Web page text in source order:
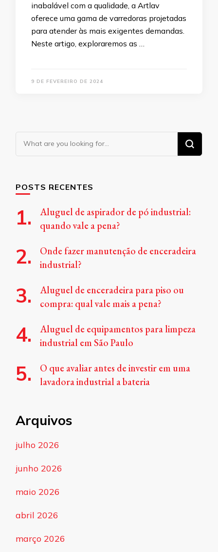
inabalável com a qualidade, a Artlav
oferece uma gama de varredoras projetadas
para atender às mais exigentes demandas.
Neste artigo, exploraremos as …
9 DE FEVEREIRO DE 2024
Looking
for
POSTS RECENTES
Aluguel de aspirador de pó industrial:
quando vale a pena?
Onde fazer manutenção de enceradeira
industrial?
Aluguel de enceradeira para piso ou
compra: qual vale mais a pena?
Aluguel de equipamentos para limpeza
industrial em São Paulo
O que avaliar antes de investir em uma
lavadora industrial a bateria
Arquivos
julho 2026
junho 2026
maio 2026
abril 2026
março 2026